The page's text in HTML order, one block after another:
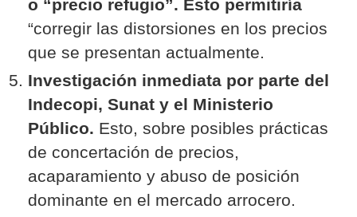
o “precio refugio”. Esto permitiría
“corregir las distorsiones en los precios
que se presentan actualmente.
Investigación inmediata por parte del
Indecopi, Sunat y el Ministerio
Público. Esto, sobre posibles prácticas
de concertación de precios,
acaparamiento y abuso de posición
dominante en el mercado arrocero.